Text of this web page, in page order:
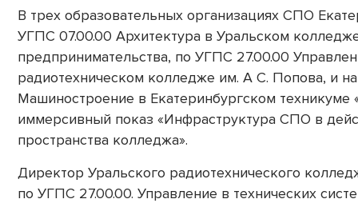
В трех образовательных организациях СПО
УГПС 07.00.00 Архитектура в Уральском
предпринимательства, по УГПС 27.00.00
радиотехническом колледже им. А С. Попова, и
Машиностроение в Екатеринбургском техникуме
иммерсивный показ «Инфраструктура СПО в
пространства колледжа».
Директор Уральского радиотехнического
по УГПС 27.00.00. Управление в технических